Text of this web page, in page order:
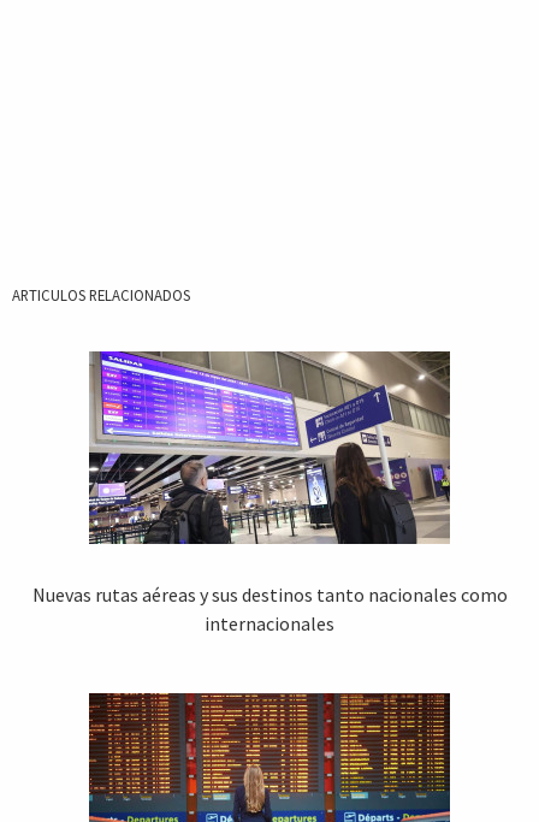
ARTICULOS RELACIONADOS
Nuevas rutas aéreas y sus destinos tanto nacionales como
internacionales